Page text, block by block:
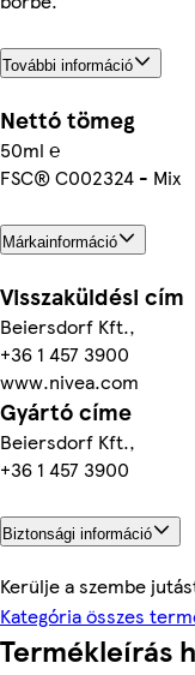
További információ
Nettó tömeg
50ml ℮
FSC® C002324 - Mix
Márkainformáció
Visszaküldési cím
Beiersdorf Kft.,
+36 1 457 3900
www.nivea.com
Gyártó címe
Beiersdorf Kft.,
+36 1 457 3900
Biztonsági információ
Kerülje a szembe
Kategória összes
Termékleírás